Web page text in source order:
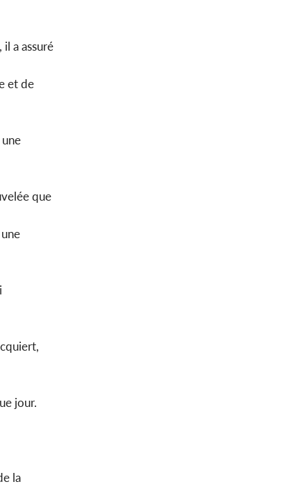
a assuré
et de
que
jour.
la